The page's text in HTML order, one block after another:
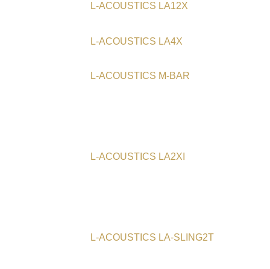
L-ACOUSTICS LA12X
L-ACOUSTICS LA4X
L-ACOUSTICS M-BAR
L-ACOUSTICS LA2XI
L-ACOUSTICS LA-SLING2T